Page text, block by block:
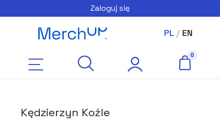
Zaloguj się
PL/ EN
Kędzierzyn Koźle